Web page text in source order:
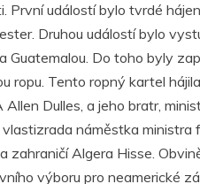
První událostí bylo tvrdé
Druhou událostí bylo
Guatemalou. Do toho byly
ropu. Tento ropný kartel
Dulles, a jeho bratr,
vlastizrada náměstka
zahraničí Algera Hisse.
výboru pro neamerické